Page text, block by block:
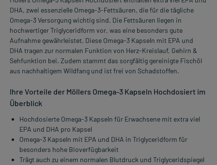
DHA, zwei essenzielle Omega-3-Fettsäuren, die für die tägliche
Omega-3 Versorgung wichtig sind. Die Fettsäuren liegen in
hochwertiger Triglyceridform vor, was eine besonders gute
Aufnahme gewährleistet. Diese Omega-3 Kapseln mit EPA und
DHA tragen zur normalen Funktion von Herz-Kreislauf, Gehirn &
Sehfunktion bei. Zudem stammt das sorgfältig gereinigte Fischöl
aus nachhaltigem Wildfang und ist frei von Schadstoffen.
Ihre Vorteile der Möllers Omega-3 Kapseln Hochdosiert im
Überblick
Hochdosierte Omega-3 Kapseln für Erwachsene mit extra viel
EPA und DHA pro Kapsel
Omega-3 Kapseln mit EPA und DHA in Triglyceridform für
besonders hohe Bioverfügbarkeit
Trägt auch zu einem normalen Blutdruck und Triglyceridspiegel